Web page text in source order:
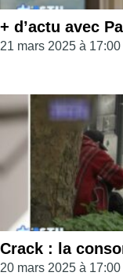
+ d’actu avec
21 mars 2025 à 17:00
Crack : la
20 mars 2025 à 17:00